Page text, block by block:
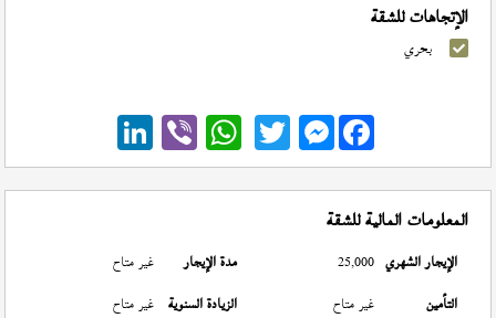
الإتجاهات للشقة
بحري
Messenger
المعلومات المالية للشقة
الإيجار الشهري 25,000 مدة الإيجار
غير متاح
التأمين
غير متاح الزيادة السنوية غير متاح